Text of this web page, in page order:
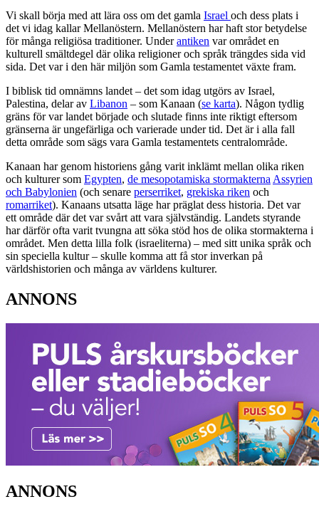
Vi skall börja med att lära oss om det gamla Israel och dess plats i
det vi idag kallar Mellanöstern. Mellanöstern har haft stor betydelse
för många religiösa traditioner. Underantiken var området en
kulturell smältdegel där olika religioner och språk trängdes sida vid
sida. Det var i den här miljön som Gamla testamentet växte fram.
I biblisk tid omnämns landet – det som idag utgörs av Israel,
Palestina, delar av Libanon – som Kanaan (se karta). Någon tydlig
gräns för var landet började och slutade finns inte riktigt eftersom
gränserna är ungefärliga och varierade under tid. Det är i alla fall
detta område som sägs vara Gamla testamentets centralområde.
Kanaan har genom historiens gång varit inklämt mellan olika riken
och kulturer som Egypten, de mesopotamiska stormakterna Assyrien
och Babylonien (och senare perserriket, grekiska riken och
romarriket). Kanaans utsatta läge har präglat dess historia. Det var
ett område där det var svårt att vara självständig. Landets styrande
har därför ofta varit tvungna att söka stöd hos de olika stormakterna i
området. Men detta lilla folk (israeliterna) – med sitt unika språk och
sin speciella kultur – skulle komma att få stor inverkan på
världshistorien och många av världens kulturer.
ANNONS
ANNONS